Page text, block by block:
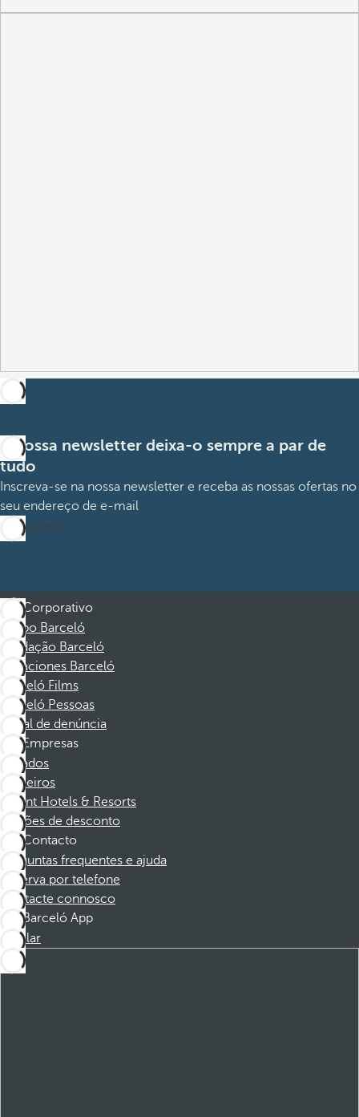
A nossa newsletter deixa-o sempre a par de
tudo
Inscreva-se na nossa newsletter e receba as nossas ofertas no
seu endereço de e-mail
Subscrever
Corporativo
Grupo Barceló
Fundação Barceló
Vacaciones Barceló
Barceló Films
Barceló Pessoas
Canal de denúncia
Empresas
Afiliados
Parceiros
Dorint Hotels & Resorts
Cupões de desconto
Contacto
Perguntas frequentes e ajuda
Reserva por telefone
Contacte connosco
Barceló App
Instalar